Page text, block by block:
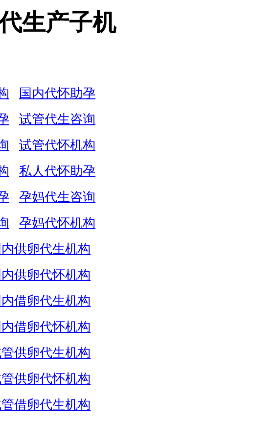
生产子机
国内代怀助孕
试管代生咨询
试管代怀机构
私人代怀助孕
孕妈代生咨询
孕妈代怀机构
内供卵代生机构
内供卵代怀机构
内借卵代生机构
内借卵代怀机构
供卵代生机构
供卵代怀机构
借卵代生机构